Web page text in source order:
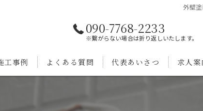
外壁
090-7768-2233
※繋がらない場合は折り返しいたします。
工事例 よくある質問 代表あいさつ 求人案